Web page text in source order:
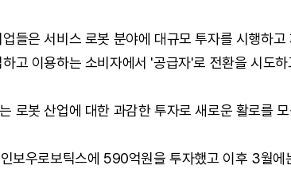
들은 서비스 로봇 분야에 대규모 투자를 시행하
고 이용하는 소비자에서 '공급자'로 전환을 시도
로봇 산업에 대한 과감한 투자로 새로운 활로를
보우로보틱스에 590억원을 투자했고 이후 3월에